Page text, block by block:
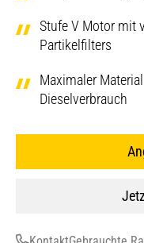
Stufe V Motor mit
Partikelfilters
Maximaler
Dieselverbrauch